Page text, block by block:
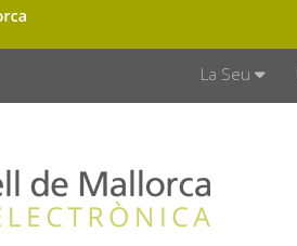
La Seu